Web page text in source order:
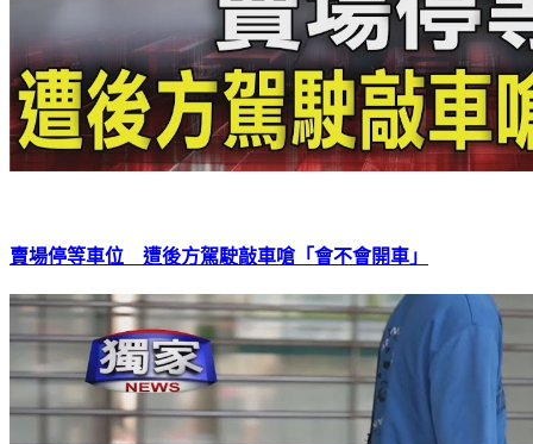
賣場停等車位 遭後方駕駛敲車嗆「會不會開車」